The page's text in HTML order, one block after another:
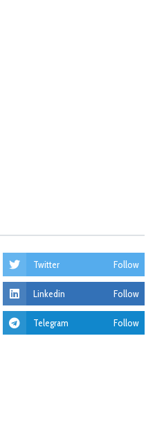
Twitter Follow
Linkedin Follow
Telegram Follow